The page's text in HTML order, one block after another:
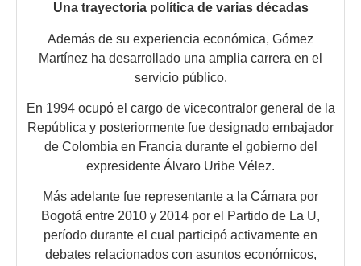
Una trayectoria política de varias décadas
Además de su experiencia económica, Gómez
Martínez ha desarrollado una amplia carrera en el
servicio público.
En 1994 ocupó el cargo de vicecontralor general de la
República y posteriormente fue designado embajador
de Colombia en Francia durante el gobierno del
expresidente Álvaro Uribe Vélez.
Más adelante fue representante a la Cámara por
Bogotá entre 2010 y 2014 por el Partido de La U,
período durante el cual participó activamente en
debates relacionados con asuntos económicos,